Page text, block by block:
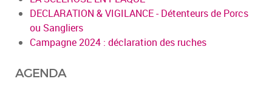
DECLARATION & VIGILANCE - Détenteurs de Porcs
ou Sangliers
Campagne 2024 : déclaration des ruches
AGENDA